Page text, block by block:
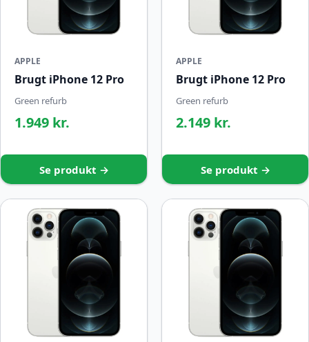
APPLE
Brugt iPhone 12 Pro
Green refurb
1.949 kr.
Se produkt →
APPLE
Brugt iPhone 12 Pro
Green refurb
2.149 kr.
Se produkt →